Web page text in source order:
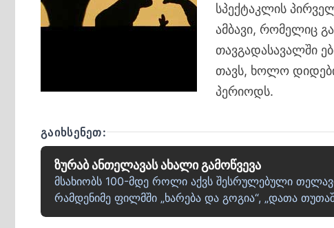
სპექტაკლის
ამბავი, რომელიც
თავგადასავალში
თავს, ხოლო დიდები
პერიოდს.
ᲒᲐᲘᲮᲡᲔᲜᲔᲗ:
ზურაბ ანთელავას ახალი გამოწვევა
მსახიობს 100-მდე როლი აქვს შესრულებული
რამდენიმე ფილმში „ხარება და გოგია“, „დათა